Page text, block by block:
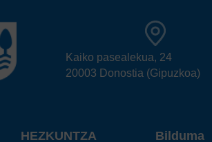
Kaiko pasealekua, 24
20003 Donostia (Gipuzkoa)
HEZKUNTZA Bilduma